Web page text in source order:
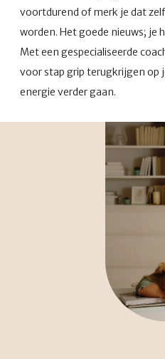
voortdurend of merk je dat
worden. Het goede nieuws; je
Met een gespecialiseerde
voor stap grip terugkrijgen op
energie verder gaan.